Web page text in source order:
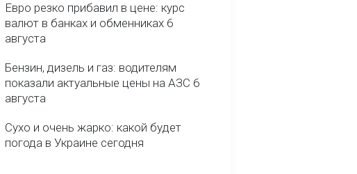
Евро резко прибавил в цене: курс
валют в банках и обменниках 6
августа
Бензин, дизель и газ: водителям
показали актуальные цены на АЗС 6
августа
Сухо и очень жарко: какой будет
погода в Украине сегодня